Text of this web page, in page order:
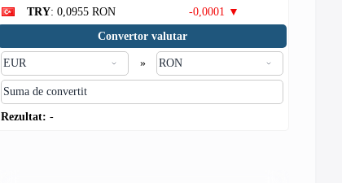
TRY: 0,0955 RON
-0,0001 ▼
Convertor valutar
»
Rezultat: -